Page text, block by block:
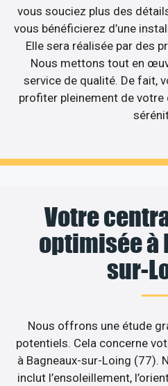
vous souciez plus des
vous bénéficierez d’une
Elle sera réalisée par des
Nous mettons tout en
service de qualité. De fait,
profiter pleinement de
Votre
optimisée à
sur-
Nous offrons une étude
potentiels. Cela concerne
à Bagneaux-sur-Loing (77).
inclut l’ensoleillement,